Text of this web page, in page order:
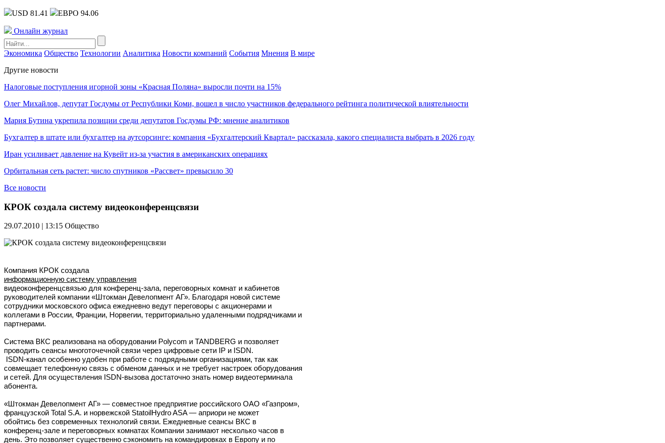
USD 81.41 ЕВРО 94.06
Онлайн журнал
Экономика Общество Технологии Аналитика Новости компаний События Мнения В мире
Другие новости
Налоговые поступления игорной зоны «Красная Поляна» выросли почти на 15%
Олег Михайлов, депутат Госдумы от Республики Коми, вошел в число участников федерального рейтинга политической влиятельности
Мария Бутина укрепила позиции среди депутатов Госдумы РФ: мнение аналитиков
Бухгалтер в штате или бухгалтер на аутсорсинге: компания «Бухгалтерский Квартал» рассказала, какого специалиста выбрать в 2026 году
Иран усиливает давление на Кувейт из-за участия в американских операциях
Орбитальная сеть растет: число спутников «Рассвет» превысило 30
Все новости
КРОК создала систему видеоконференцсвязи
29.07.2010 | 13:15 Общество
Компания КРОК создала
информационную систему управления
видеоконференцсвязью для конференц-зала, переговорных комнат и кабинетов
руководителей компании «Штокман Девелопмент АГ». Благодаря новой системе
сотрудники московского офиса ежедневно ведут переговоры с акционерами и
коллегами в России, Франции, Норвегии, территориально удаленными подрядчиками и
партнерами.
Система ВКС реализована на оборудовании Polycom и TANDBERG и позволяет
проводить сеансы многоточечной связи через цифровые сети IP и ISDN.
ISDN-канал особенно удобен при работе с подрядными организациями, так как
совмещает телефонную связь с обменом данных и не требует настроек оборудования
и сетей. Для осуществления ISDN-вызова достаточно знать номер видеотерминала
абонента.
«Штокман Девелопмент АГ» — совместное предприятие российского ОАО «Газпром»,
французской Total S.A. и норвежской StatoilHydro ASA — априори не может
обойтись без современных технологий связи. Ежедневные сеансы ВКС в
конференц-зале и переговорных комнатах Компании занимают несколько часов в
день. Это позволяет существенно сэкономить на командировках в Европу и по